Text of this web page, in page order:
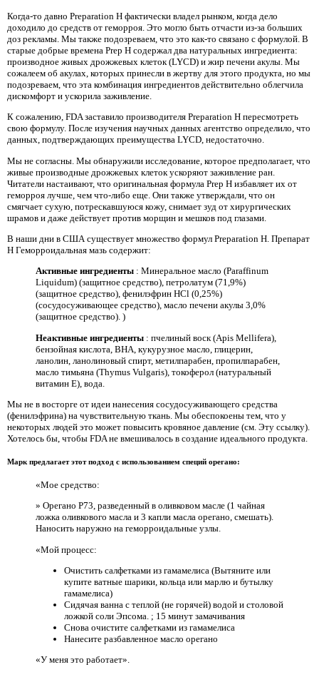
Когда-то давно Preparation H фактически владел рынком, когда дело
доходило до средств от геморроя. Это могло быть отчасти из-за больших
доз рекламы. Мы также подозреваем, что это как-то связано с формулой. В
старые добрые времена Prep H содержал два натуральных ингредиента:
производное живых дрожжевых клеток (LYCD) и жир печени акулы. Мы
сожалеем об акулах, которых принесли в жертву для этого продукта, но мы
подозреваем, что эта комбинация ингредиентов действительно облегчила
дискомфорт и ускорила заживление.
К сожалению, FDA заставило производителя Preparation H пересмотреть
свою формулу. После изучения научных данных агентство определило, что
данных, подтверждающих преимущества LYCD, недостаточно.
Мы не согласны. Мы обнаружили исследование, которое предполагает, что
живые производные дрожжевых клеток ускоряют заживление ран.
Читатели настаивают, что оригинальная формула Prep H избавляет их от
геморроя лучше, чем что-либо еще. Они также утверждали, что он
смягчает сухую, потрескавшуюся кожу, снимает зуд от хирургических
шрамов и даже действует против морщин и мешков под глазами.
В наши дни в США существует множество формул Preparation H. Препарат
H Геморроидальная мазь содержит:
Активные ингредиенты : Минеральное масло (Paraffinum
Liquidum) (защитное средство), петролатум (71,9%)
(защитное средство), фенилэфрин HCl (0,25%)
(сосудосуживающее средство), масло печени акулы 3,0%
(защитное средство). )
Неактивные ингредиенты : пчелиный воск (Apis Mellifera),
бензойная кислота, BHA, кукурузное масло, глицерин,
ланолин, ланолиновый спирт, метилпарабен, пропилпарабен,
масло тимьяна (Thymus Vulgaris), токоферол (натуральный
витамин E), вода.
Мы не в восторге от идеи нанесения сосудосуживающего средства
(фенилэфрина) на чувствительную ткань. Мы обеспокоены тем, что у
некоторых людей это может повысить кровяное давление (см. Эту ссылку).
Хотелось бы, чтобы FDA не вмешивалось в создание идеального продукта.
Марк предлагает этот подход с использованием специй орегано:
«Мое средство:
» Орегано P73, разведенный в оливковом масле (1 чайная
ложка оливкового масла и 3 капли масла орегано, смешать).
Наносить наружно на геморроидальные узлы.
«Мой процесс:
Очистить салфетками из гамамелиса (Вытяните или
купите ватные шарики, кольца или марлю и бутылку
гамамелиса)
Сидячая ванна с теплой (не горячей) водой и столовой
ложкой соли Эпсома. ; 15 минут замачивания
Снова очистите салфетками из гамамелиса
Нанесите разбавленное масло орегано
«У меня это работает».